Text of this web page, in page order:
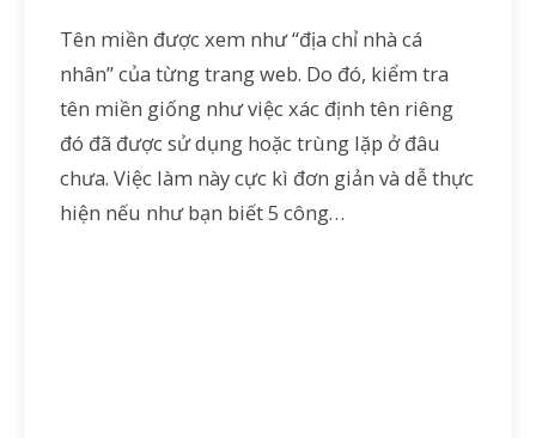
Tên miền được xem như “địa chỉ nhà cá
nhân” của từng trang web. Do đó, kiểm tra
tên miền giống như việc xác định tên riêng
đó đã được sử dụng hoặc trùng lặp ở đâu
chưa. Việc làm này cực kì đơn giản và dễ thực
hiện nếu như bạn biết 5 công…